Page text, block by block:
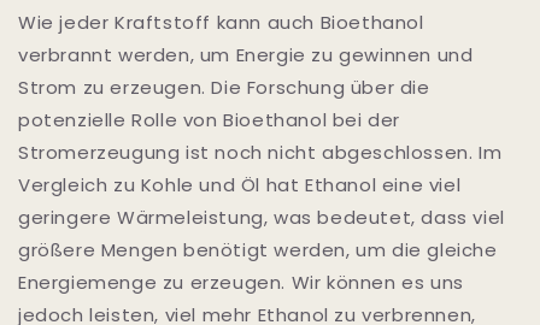
Wie jeder Kraftstoff kann auch Bioethanol
verbrannt werden, um Energie zu gewinnen und
Strom zu erzeugen. Die Forschung über die
potenzielle Rolle von Bioethanol bei der
Stromerzeugung ist noch nicht abgeschlossen. Im
Vergleich zu Kohle und Öl hat Ethanol eine viel
geringere Wärmeleistung, was bedeutet, dass viel
größere Mengen benötigt werden, um die gleiche
Energiemenge zu erzeugen. Wir können es uns
jedoch leisten, viel mehr Ethanol zu verbrennen,